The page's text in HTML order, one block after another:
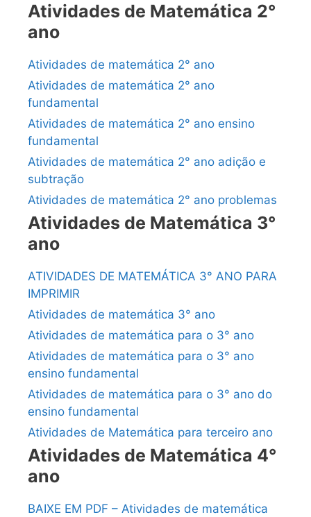
Atividades de Matemática 2°
ano
Atividades de matemática 2° ano
Atividades de matemática 2° ano
fundamental
Atividades de matemática 2° ano ensino
fundamental
Atividades de matemática 2° ano adição e
subtração
Atividades de matemática 2° ano problemas
Atividades de Matemática 3°
ano
ATIVIDADES DE MATEMÁTICA 3° ANO PARA
IMPRIMIR
Atividades de matemática 3° ano
Atividades de matemática para o 3° ano
Atividades de matemática para o 3° ano
ensino fundamental
Atividades de matemática para o 3° ano do
ensino fundamental
Atividades de Matemática para terceiro ano
Atividades de Matemática 4°
ano
BAIXE EM PDF – Atividades de matemática